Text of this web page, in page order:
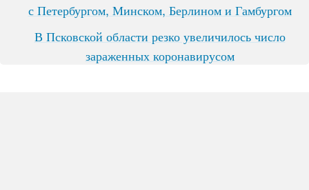
с Петербургом, Минском, Берлином и Гамбургом
В Псковской области резко увеличилось число
зараженных коронавирусом